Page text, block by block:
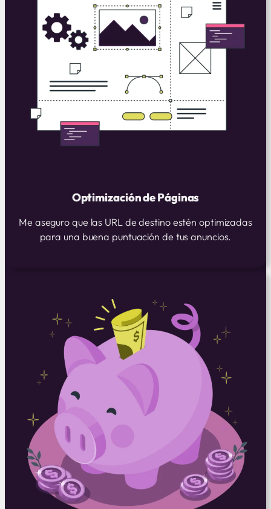
Optimización de Páginas
Me aseguro que las URL de destino estén optimizadas
para una buena puntuación de tus anuncios.